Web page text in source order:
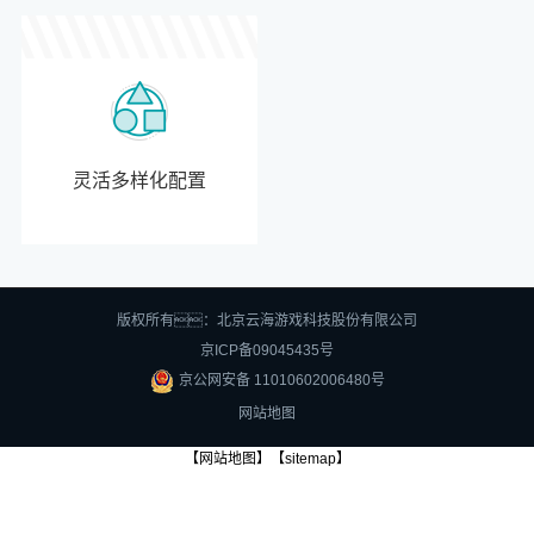
灵活多样化配置
版权所有：北京云海游戏科技股份有限公司
京ICP备09045435号
京公网安备 11010602006480号
网站地图
【网站地图】 【sitemap】